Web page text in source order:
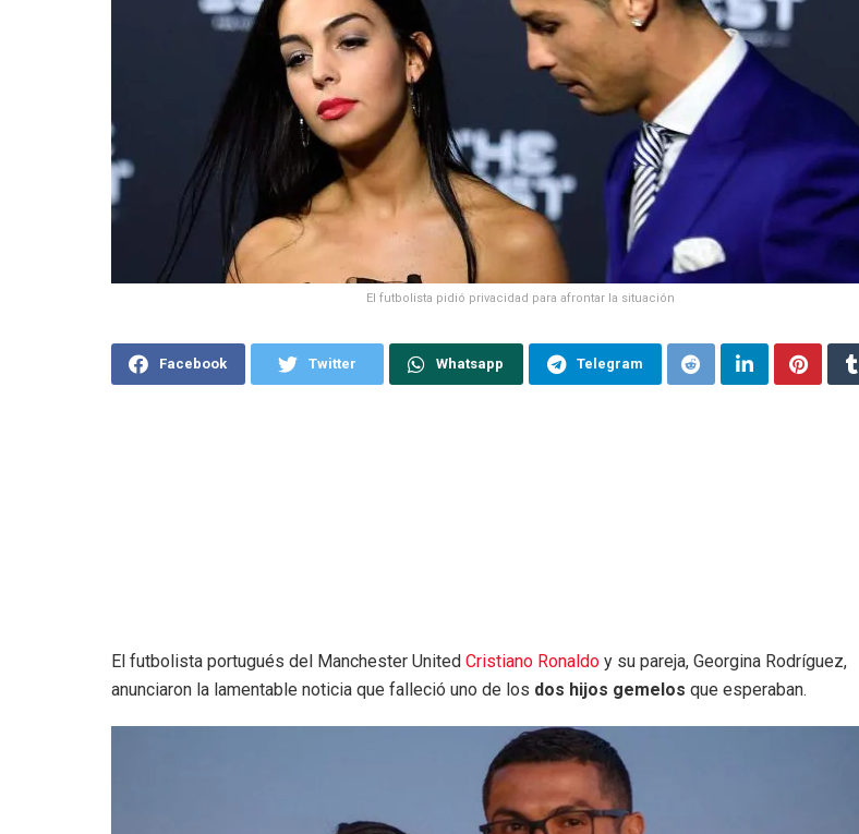
El futbolista pidió privacidad para afrontar la situación
Facebook Twitter Whatsapp Telegram
El futbolista portugués del Manchester United Cristiano Ronaldo y su pareja, Georgina Rodríguez,
anunciaron la lamentable noticia que falleció uno de los dos hijos gemelos que esperaban.